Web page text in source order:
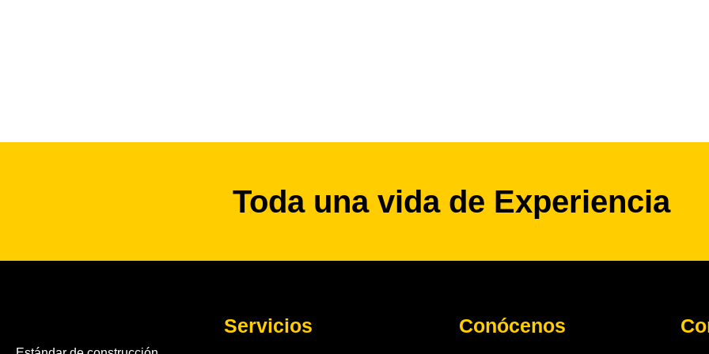
Toda una vida de Experiencia
Servicios Conócenos